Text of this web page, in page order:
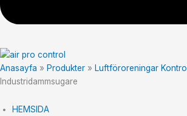
Anasayfa » Produkter » Luftföroreningar Kontroll
Industridammsugare
HEMSIDA